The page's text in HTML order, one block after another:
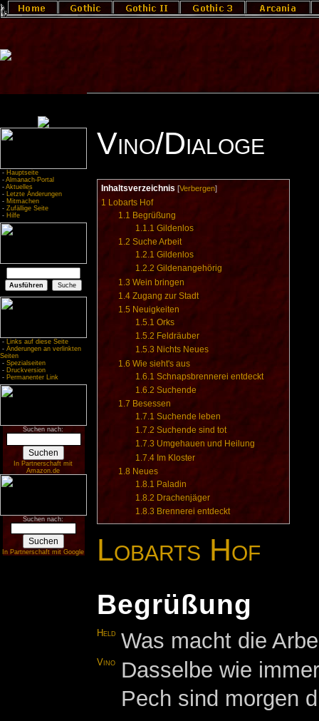
- Hauptseite
- Almanach-Portal
- Aktuelles
- Letzte Änderungen
- Mitmachen
- Zufällige Seite
- Hilfe
- Links auf diese Seite
- Änderungen an verlinkten
Seiten
- Spezialseiten
- Druckversion
- Permanenter Link
Suchen nach:
In Partnerschaft mit
Amazon.de
Suchen nach:
In Partnerschaft mit Google
Vino/Dialoge
Inhaltsverzeichnis [Verbergen]
1 Lobarts Hof
1.1 Begrüßung
1.1.1 Gildenlos
1.2 Suche Arbeit
1.2.1 Gildenlos
1.2.2 Gildenangehörig
1.3 Wein bringen
1.4 Zugang zur Stadt
1.5 Neuigkeiten
1.5.1 Orks
1.5.2 Feldräuber
1.5.3 Nichts Neues
1.6 Wie sieht's aus
1.6.1 Schnapsbrennerei entdeckt
1.6.2 Suchende
1.7 Besessen
1.7.1 Suchende leben
1.7.2 Suchende sind tot
1.7.3 Umgehauen und Heilung
1.7.4 Im Kloster
1.8 Neues
1.8.1 Paladin
1.8.2 Drachenjäger
1.8.3 Brennerei entdeckt
Lobarts Hof
Begrüßung
Held Was macht die
Vino
Dasselbe wie
Pech sind morgen